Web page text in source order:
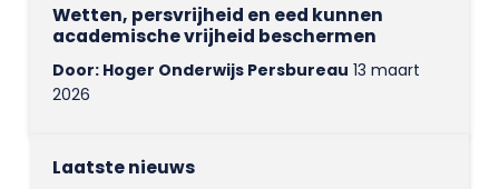
Wetten, persvrijheid en eed kunnen
academische vrijheid beschermen
Door: Hoger Onderwijs Persbureau 13 maart
2026
Laatste nieuws